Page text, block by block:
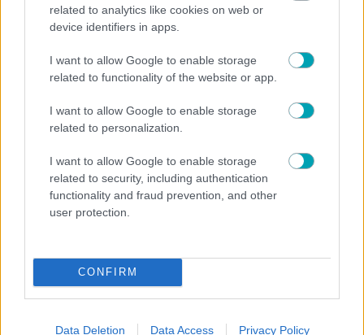
related to analytics like cookies on web or
device identifiers in apps.
I want to allow Google to enable storage
related to functionality of the website or app.
I want to allow Google to enable storage
related to personalization.
I want to allow Google to enable storage
related to security, including authentication
functionality and fraud prevention, and other
user protection.
CONFIRM
Data Deletion Data Access Privacy Policy
NEWS,ΚΟΙΝΩΝΙΑ
Λυκαβηττός: Λύθηκε το μυστήριο με την σορό στη
σπηλιά – Τι έδειξε η ιατροδικαστική εξέταση